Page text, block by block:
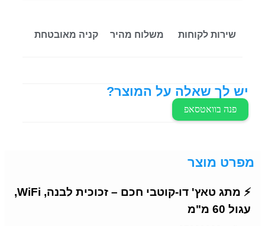
שירות לקוחות משלוח מהיר קניה מאובטחת
יש לך שאלה על המוצר?
פנה בוואטסאפ
מפרט מוצר
⚡ מתג טאץ' דו-קוטבי חכם – זכוכית לבנה, WiFi,
עגול 60 מ"מ